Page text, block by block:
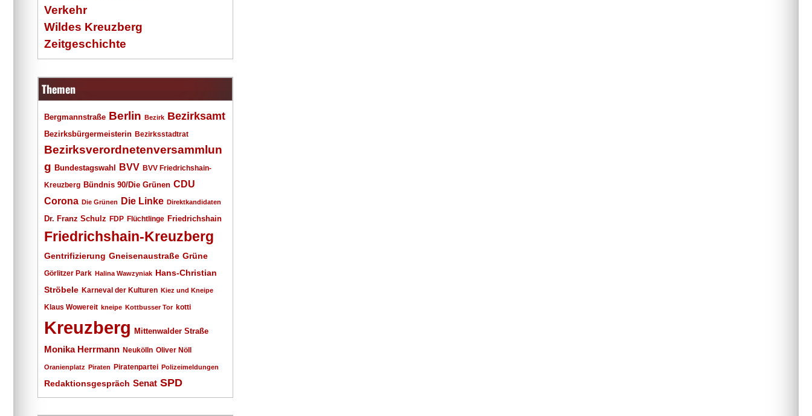
Verkehr
Wildes Kreuzberg
Zeitgeschichte
Themen
Bergmannstraße Berlin Bezirk Bezirksamt
Bezirksbürgermeisterin Bezirksstadtrat
Bezirksverordnetenversammlun
g Bundestagswahl BVV BVV Friedrichshain-
Kreuzberg Bündnis 90/Die Grünen CDU
Corona Die Grünen Die Linke Direktkandidaten
Dr. Franz Schulz FDP Flüchtlinge Friedrichshain
Friedrichshain-Kreuzberg
Gentrifizierung Gneisenaustraße Grüne
Görlitzer Park Halina Wawzyniak Hans-Christian
Ströbele Karneval der Kulturen Kiez und Kneipe
Klaus Wowereit kneipe Kottbusser Tor kotti
Kreuzberg Mittenwalder Straße
Monika Herrmann Neukölln Oliver Nöll
Oranienplatz Piraten Piratenpartei Polizeimeldungen
Redaktionsgespräch Senat SPD